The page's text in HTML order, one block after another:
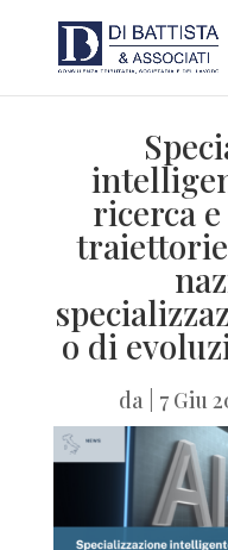
ricerca
o di
da 7 Giu